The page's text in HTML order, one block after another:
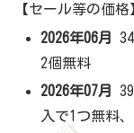
【セール等の価格
2026年06月
2個無料
2026年07月
入で1つ無料